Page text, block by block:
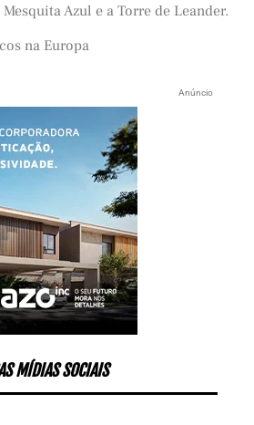
Azul e a Torre de Leander.
Anúncio
MÍDIAS SOCIAIS